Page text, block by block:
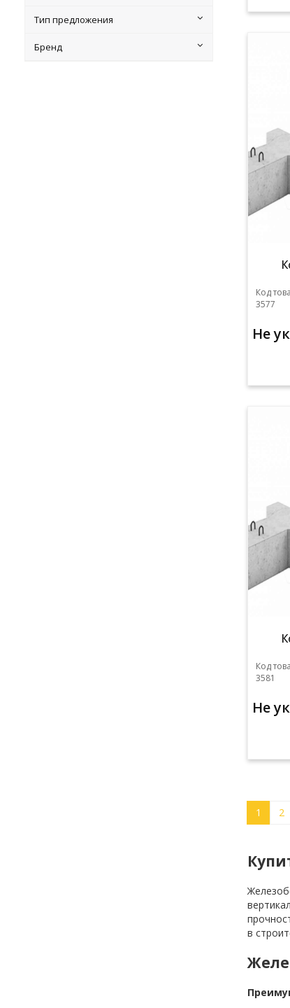
Тип предложения
Бренд
Код
3577
Не
Код
3581
Не
1 2
в